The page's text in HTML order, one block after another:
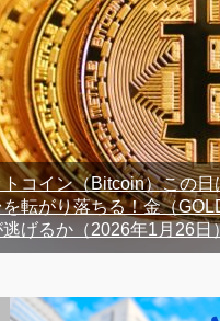
コイン（Bitcoin）この日
転がり落ちる！金（
げるか（2026年1月26日